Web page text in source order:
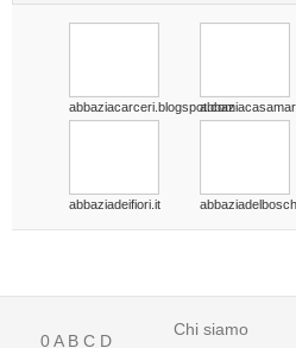
abbaziacarceri.blogspot.com
abbaziadeifiori.it
0A B C D
Chi siamo